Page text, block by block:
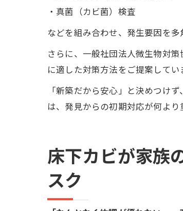
・真菌（カビ菌）検査
などを組み合わせ、発生要因を多
さらに、一般社団法人微生物対
に適した対策方法をご提案してい
「新築だから安心」と決めつけ
は、発見からの初期対応が何より
床下カビが家族
スク